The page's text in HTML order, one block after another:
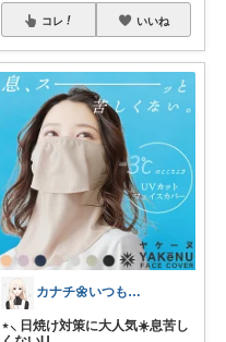
コレ いいね
カナチ🌼いつもご覧くださり感謝ꕤ
⋆⸜ 日焼け対策に大人気☀️息苦し